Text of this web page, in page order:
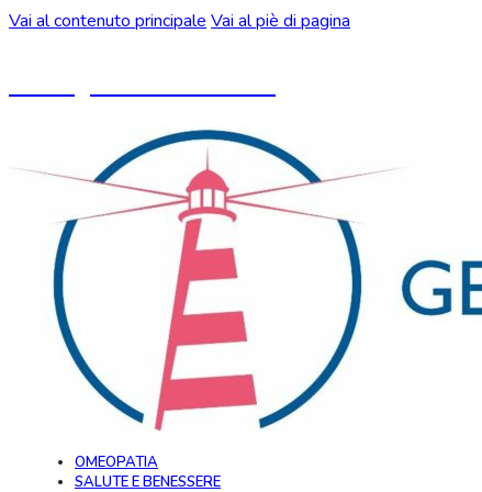
Vai al contenuto principale Vai al piè di pagina
OMEOPATIA
SALUTE E BENESSERE